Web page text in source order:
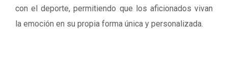
con el deporte, permitiendo que los aficionados vivan
la emoción en su propia forma única y personalizada.